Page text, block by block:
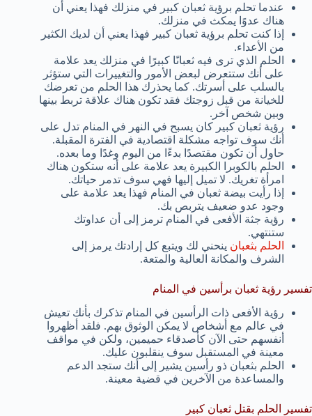
عندما تحلم برؤية ثعبان كبير في منزلك فهذا يعني أن
هناك عدوًا يمكث في منزلك.
إذا كنت تحلم برؤية ثعبان كبير فهذا يعني أن لديك الكثير
من الأعداء.
الحلم الذي ترى فيه ثعبانًا كبيرًا في منزلك يعد علامة
على أنك ستتعرض لبعض الأمور والتغييرات التي ستؤثر
بالسلب على أسرتك. كما يحذرك هذا الحلم من تعرضك
للخيانة من قبل زوجتك فقد تكون هناك علاقة تربط بينها
وبين شخص آخر.
رؤية ثعبان كبير كان يسبح في النهر في المنام تدل على
أنك سوف تواجه مشكلة اقتصادية في الفترة المقبلة.
حاول أن تكون مقتصدًا بدءًا من اليوم وغدًا وما بعده.
الحلم بالكوبرا الكبيرة يعد علامة على أنه ستكون هناك
امرأة تغريك. لا تميل إليها فهي سوف تدمر حياتك.
إذا رأيت بيضة ثعبان في المنام فهذا يعد علامة على
وجود عدو ضعيف يتربص بك.
رؤية جثة الأفعى في المنام ترمز إلى أن عداوتك
ستنتهي.
الحلم بثعبان ينحني لك ويتبع كل إرادتك يرمز إلى
الشرف والمكانة العالية والمتعة.
تفسير رؤية ثعبان برأسين في المنام
رؤية الأفعى ذات الرأسين في المنام تذكرك بأنك تعيش
في عالم مع أشخاص لا يمكن الوثوق بهم. فلقد أظهروا
أنفسهم حتى الآن كأصدقاء حميمين، ولكن في مواقف
معينة في المستقبل سوف ينقلبون عليك.
الحلم بثعبان ذو رأسين يشير إلى أنك ستجد الدعم
والمساعدة من الآخرين في قضية معينة.
تفسير الحلم بقتل ثعبان كبير